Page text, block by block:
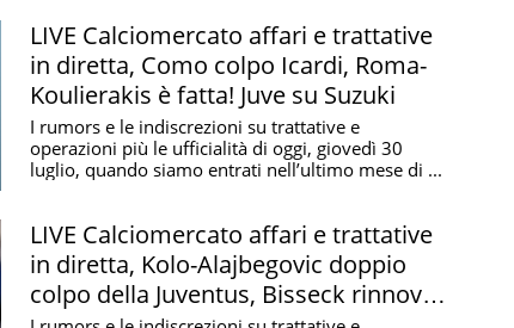
LIVE Calciomercato affari e trattative
in diretta, Como colpo Icardi, Roma-
Koulierakis è fatta! Juve su Suzuki
I rumors e le indiscrezioni su trattative e
operazioni più le ufficialità di oggi, giovedì 30
luglio, quando siamo entrati nell’ultimo mese di ...
LIVE Calciomercato affari e trattative
in diretta, Kolo-Alajbegovic doppio
colpo della Juventus, Bisseck rinnova